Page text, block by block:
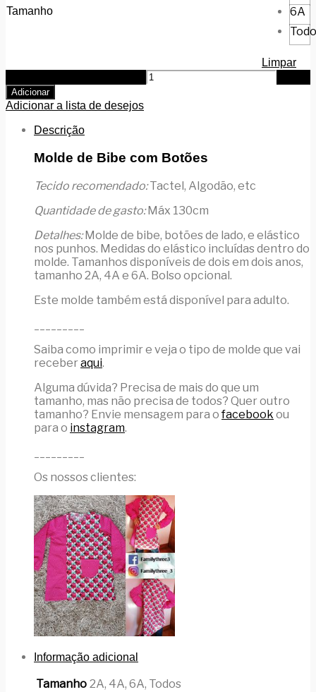
Tamanho
6A
Limpar
Adicionar
Adicionar a lista de desejos
Descrição
Molde de Bibe com Botões
Tecido recomendado:Tactel, Algodão, etc
Quantidade de gasto:Máx 130cm
Detalhes:Molde de bibe, botões de lado, e elástico
nos punhos. Medidas do elástico incluídas dentro do
molde. Tamanhos disponíveis de dois em dois anos,
tamanho 2A, 4A e 6A. Bolso opcional.
Este molde também está disponível para adulto.
Saiba como imprimir e veja o tipo de molde que vai
receberaqui.
Alguma dúvida? Precisa de mais do que um
tamanho, mas não precisa de todos? Quer outro
tamanho? Envie mensagem para ofacebook ou
para o instagram.
Os nossos clientes:
Informação adicional
Tamanho 2A, 4A, 6A, Todos